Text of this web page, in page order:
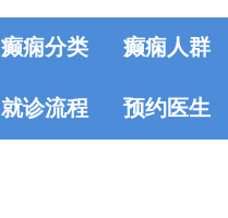
癫痫分类 癫痫人群
就诊流程 预约医生